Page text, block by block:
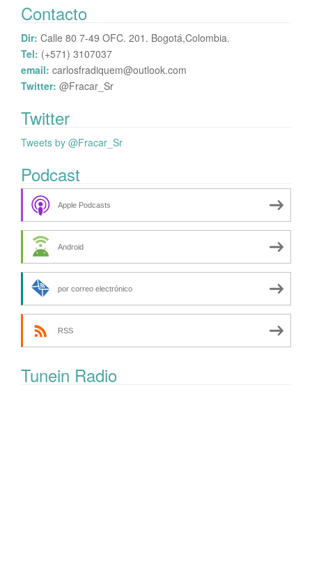
Contacto
Dir: Calle 80 7-49 OFC. 201. Bogotá,Colombia.
Tel: (+571) 3107037
email: carlosfradiquem@outlook.com
Twitter: @Fracar_Sr
Twitter
Tweets by @Fracar_Sr
Podcast
Apple Podcasts
Android
por correo electrónico
RSS
Tunein Radio